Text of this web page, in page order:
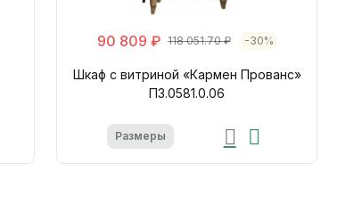
90 809 ₽ 118 051.70 ₽ -30%
Шкаф с витриной «Кармен Прованс»
П3.0581.0.06
Размеры